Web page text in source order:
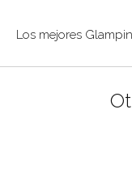
Los mejores